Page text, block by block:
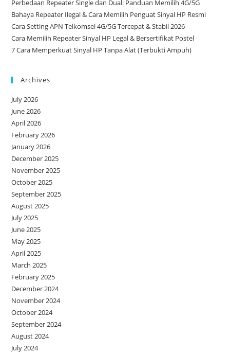
Perbedaan Repeater Single dan Dual: Panduan Memilih 4G/5G
Bahaya Repeater Ilegal & Cara Memilih Penguat Sinyal HP Resmi
Cara Setting APN Telkomsel 4G/5G Tercepat & Stabil 2026
Cara Memilih Repeater Sinyal HP Legal & Bersertifikat Postel
7 Cara Memperkuat Sinyal HP Tanpa Alat (Terbukti Ampuh)
Archives
July 2026
June 2026
April 2026
February 2026
January 2026
December 2025
November 2025
October 2025
September 2025
August 2025
July 2025
June 2025
May 2025
April 2025
March 2025
February 2025
December 2024
November 2024
October 2024
September 2024
August 2024
July 2024